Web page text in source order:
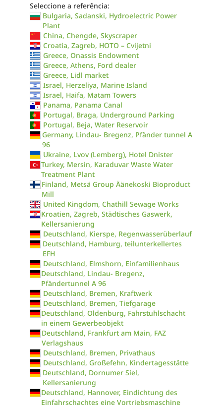
Seleccione a referência:
Bulgaria, Sadanski, Hydroelectric Power
Plant
China, Chengde, Skyscraper
Croatia, Zagreb, HOTO – Cvijetni
Greece, Onassis Endowment
Greece, Athens, Ford dealer
Greece, Lidl market
Israel, Herzeliya, Marine Island
Israel, Haifa, Matam Towers
Panama, Panama Canal
Portugal, Braga, Underground Parking
Portugal, Beja, Water Reservoir
Germany, Lindau- Bregenz, Pfänder tunnel A
96
Ukraine, Lvov (Lemberg), Hotel Dnister
Turkey, Mersin, Karaduvar Waste Water
Treatment Plant
Finland, Metsä Group Äänekoski Bioproduct
Mill
United Kingdom, Chathill Sewage Works
Kroatien, Zagreb, Städtisches Gaswerk,
Kellersanierung
Deutschland, Kierspe, Regenwasserüberlauf
Deutschland, Hamburg, teilunterkellertes
EFH
Deutschland, Elmshorn, Einfamilienhaus
Deutschland, Lindau- Bregenz,
Pfändertunnel A 96
Deutschland, Bremen, Kraftwerk
Deutschland, Bremen, Tiefgarage
Deutschland, Oldenburg, Fahrstuhlschacht
in einem Gewerbeobjekt
Deutschland, Frankfurt am Main, FAZ
Verlagshaus
Deutschland, Bremen, Privathaus
Deutschland, Großefehn, Kindertagesstätte
Deutschland, Dornumer Siel,
Kellersanierung
Deutschland, Hannover, Eindichtung des
Einfahrschachtes eine Vortriebsmaschine